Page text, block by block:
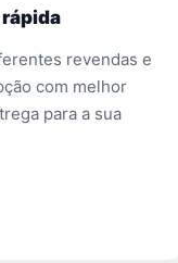
revendas e
com melhor
para a sua